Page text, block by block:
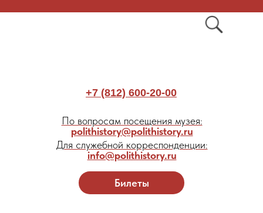
Билеты
+7 (812) 600-20-00
По вопросам посещения музея:
polithistory@polithistory.ru
Для служебной корреспонденции:
info@polithistory.ru